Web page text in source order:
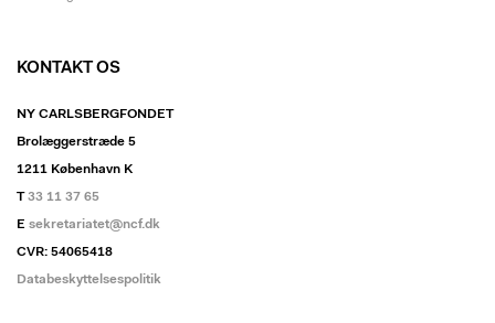
KONTAKT OS
NY CARLSBERGFONDET
Brolæggerstræde 5
1211 København K
T33 11 37 65
E sekretariatet@ncf.dk
CVR: 54065418
Databeskyttelsespolitik